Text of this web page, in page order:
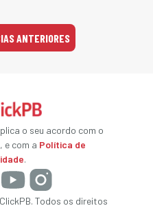
ANTERIORES
o seu acordo com o
, e com a Política de
.
Todos os direitos